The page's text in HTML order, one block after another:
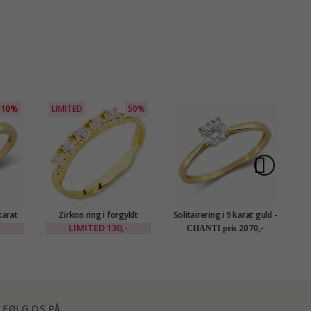
10% LIMITED 50%
Zirkon ring i forgyldt
messing - Eliné
LIMITED 130,-
Solitairering i 9 karat guld -
Gold Collection
CHANTI pris 2070,-